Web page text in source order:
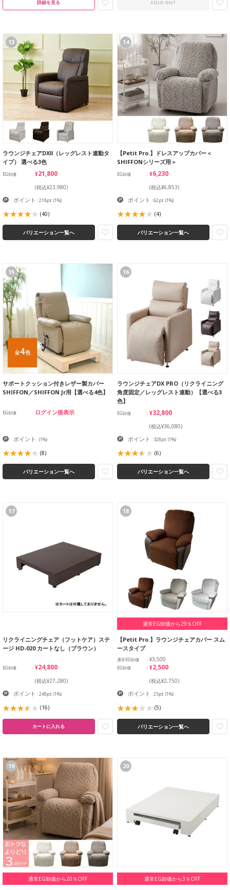
詳細を見る SOLD OUT
13
ラウンジチェアDXⅡ（レッグレスト連動タ
イプ） 選べる3色
EG卸価 ¥21,800
(税込¥23,980)
ポイント : 218pt (1%)
(40)
バリエーション一覧へ
14
【Petit Pro.】ドレスアップカバー＜
SHIFFONシリーズ用＞
EG卸価 ¥6,230
(税込¥6,853)
ポイント : 62pt (1%)
(4)
バリエーション一覧へ
15
サポートクッション付きレザー製カバー
SHIFFON／SHIFFON Jr用【選べる4色】
EG卸価 ログイン後表示
ポイント :(1%)
(8)
バリエーション一覧へ
16
ラウンジチェアDX PRO（リクライニング
角度固定／レッグレスト連動）【選べる3
色】
EG卸価 ¥32,800
(税込¥36,080)
ポイント : 328pt (1%)
(6)
バリエーション一覧へ
17
リクライニングチェア（フットケア）ステ
ージ HD-020 カートなし（ブラウン）
EG卸価 ¥24,800
(税込¥27,280)
ポイント : 248pt (1%)
(16)
カートに入れる
18
通常EG卸価から29％OFF
【Petit Pro.】ラウンジチェアカバー スム
ースタイプ
通常EG卸価 ¥3,500
EG卸価 ¥2,500
(税込¥2,750)
ポイント : 25pt (1%)
(5)
バリエーション一覧へ
19
通常EG卸価から20％OFF
20
通常EG卸価から3％OFF